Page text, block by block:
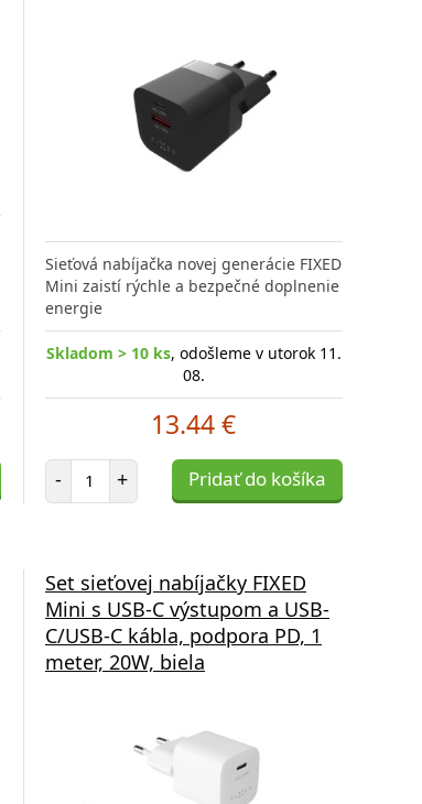
Sieťová nabíjačka novej generácie FIXED
Mini zaistí rýchle a bezpečné doplnenie
energie
Skladom > 10 ks, odošleme v utorok 11.
08.
13.44 €
- Počet položiek
+ Pridať do košíka
Set sieťovej nabíjačky FIXED
Mini s USB-C výstupom a USB-
C/USB-C kábla, podpora PD, 1
meter, 20W, biela